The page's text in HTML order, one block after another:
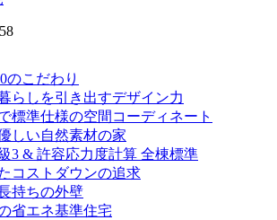
のこだわり
らしを引き出すデザイン力
標準仕様の空間コーディネート
しい自然素材の家
3 & 許容応力度計算 全棟標準
コストダウンの追求
持ちの外壁
省エネ基準住宅